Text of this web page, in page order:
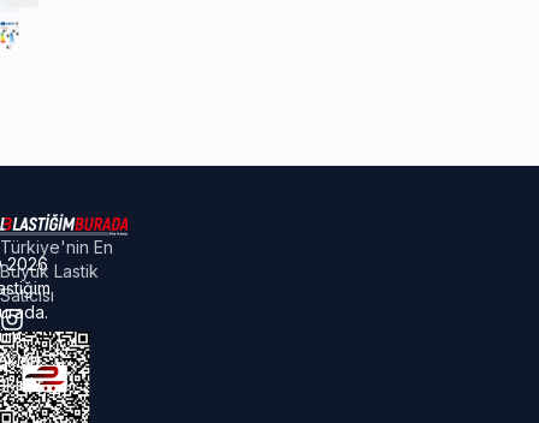
Türkiye'nin En
Büyük Lastik
Satıcısı
2026